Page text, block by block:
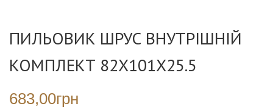
початку
зображень
ПИЛЬОВИК ШРУС ВНУТРІШНІЙ
КОМПЛЕКТ 82X101X25.5
683,00грн